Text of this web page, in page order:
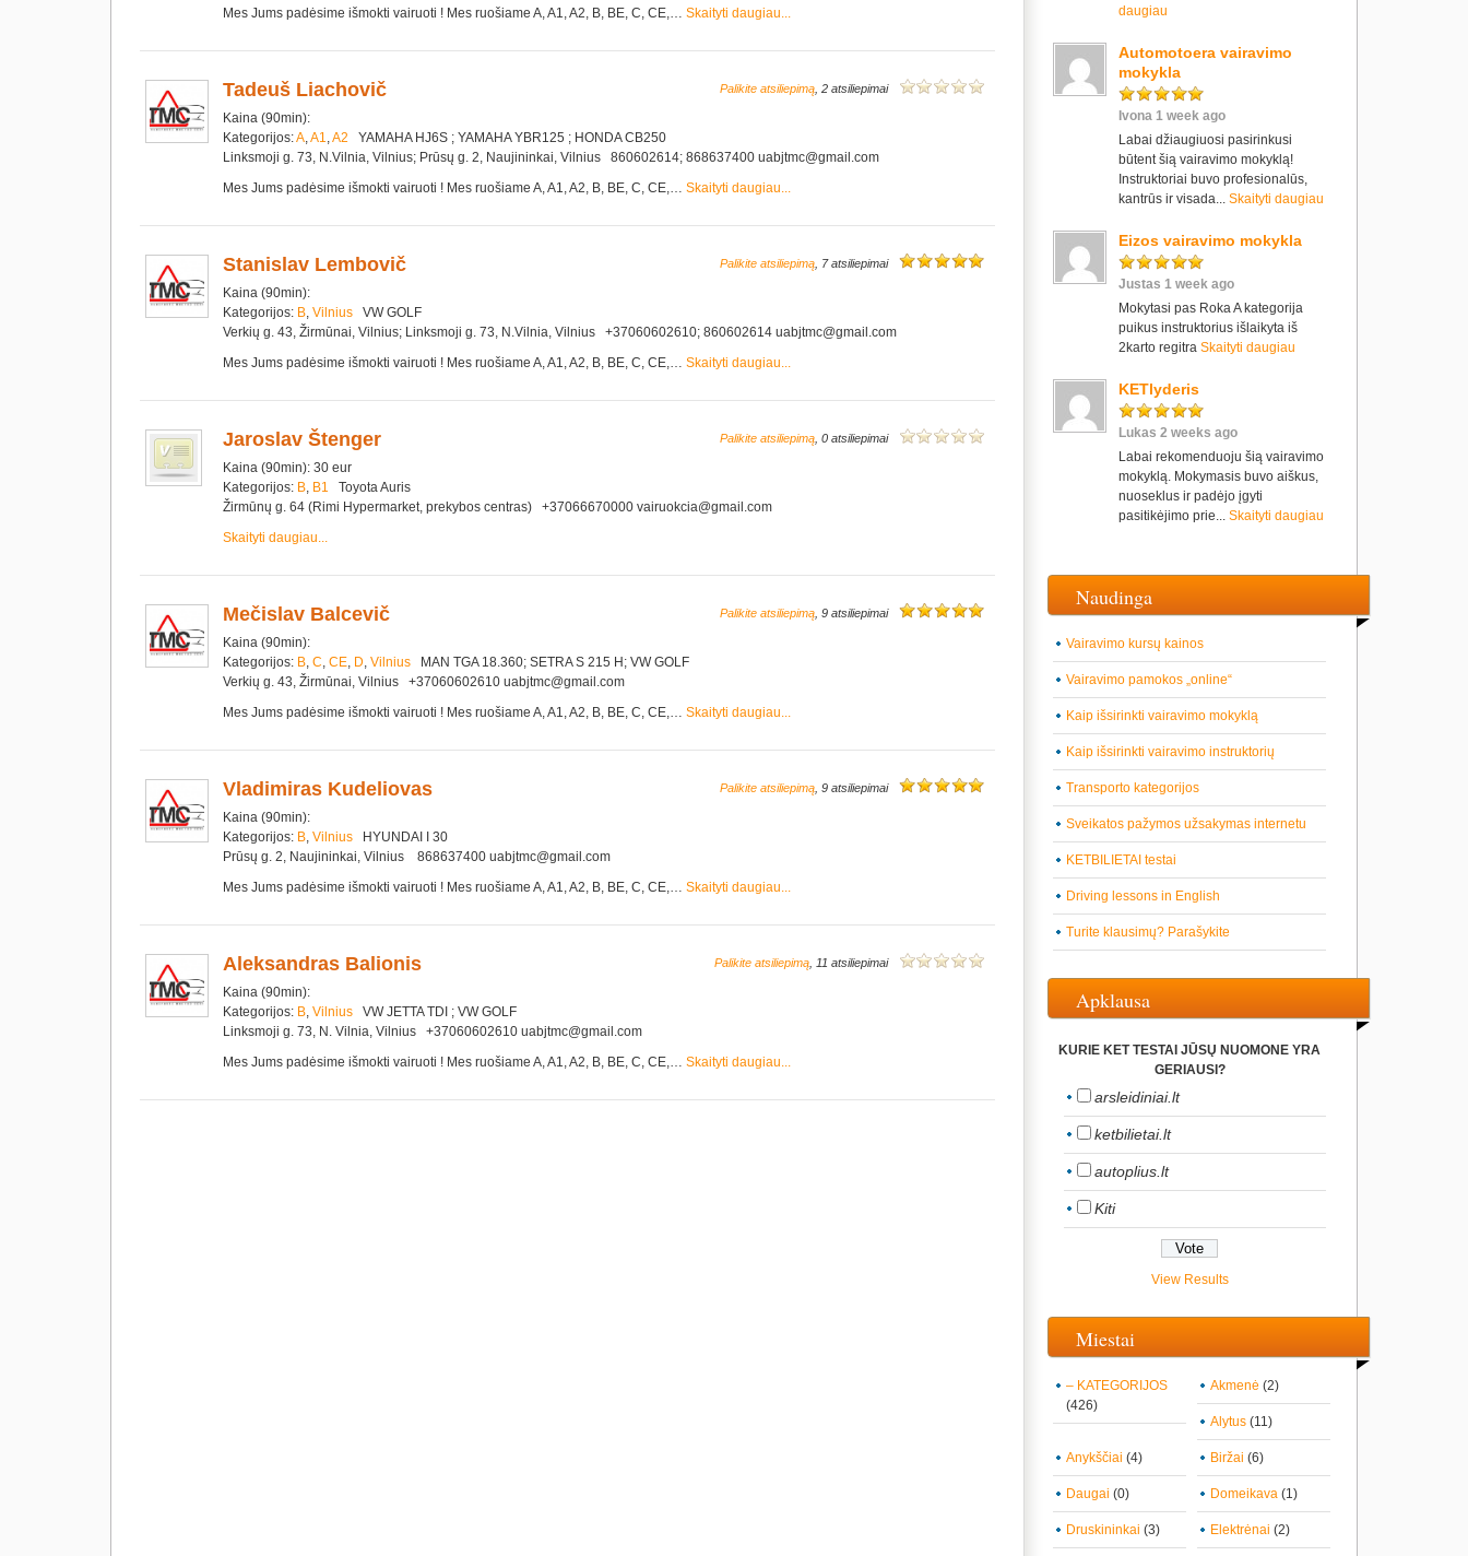
Mes Jums padėsime išmokti vairuoti ! Mes ruošiame A, A1, A2, B, BE, C, CE,… Skaityti daugiau...
Palikite atsiliepimą , 2 atsiliepimai
Tadeuš Liachovič
Kaina (90min):
Kategorijos:A,A1,A2 YAMAHA HJ6S ; YAMAHA YBR125 ; HONDA CB250
Linksmoji g. 73, N.Vilnia, Vilnius; Prūsų g. 2, Naujininkai, Vilnius 860602614; 868637400 uabjtmc@gmail.com
Mes Jums padėsime išmokti vairuoti ! Mes ruošiame A, A1, A2, B, BE, C, CE,… Skaityti daugiau...
Palikite atsiliepimą , 7 atsiliepimai
Stanislav Lembovič
Kaina (90min):
Kategorijos: B, Vilnius VW GOLF
Verkių g. 43, Žirmūnai, Vilnius; Linksmoji g. 73, N.Vilnia, Vilnius +37060602610; 860602614 uabjtmc@gmail.com
Mes Jums padėsime išmokti vairuoti ! Mes ruošiame A, A1, A2, B, BE, C, CE,… Skaityti daugiau...
Palikite atsiliepimą , 0 atsiliepimai
Jaroslav Štenger
Kaina (90min): 30 eur
Kategorijos: B, B1 Toyota Auris
Žirmūnų g. 64 (Rimi Hypermarket, prekybos centras) +37066670000 vairuokcia@gmail.com
Skaityti daugiau...
Palikite atsiliepimą , 9 atsiliepimai
Mečislav Balcevič
Kaina (90min):
Kategorijos: B, C, CE, D, Vilnius MAN TGA 18.360; SETRA S 215 H; VW GOLF
Verkių g. 43, Žirmūnai, Vilnius +37060602610 uabjtmc@gmail.com
Mes Jums padėsime išmokti vairuoti ! Mes ruošiame A, A1, A2, B, BE, C, CE,… Skaityti daugiau...
Palikite atsiliepimą , 9 atsiliepimai
Vladimiras Kudeliovas
Kaina (90min):
Kategorijos: B, Vilnius HYUNDAI I 30
Prūsų g. 2, Naujininkai, Vilnius 868637400 uabjtmc@gmail.com
Mes Jums padėsime išmokti vairuoti ! Mes ruošiame A, A1, A2, B, BE, C, CE,… Skaityti daugiau...
Palikite atsiliepimą , 11 atsiliepimai
Aleksandras Balionis
Kaina (90min):
Kategorijos: B, Vilnius VW JETTA TDI ; VW GOLF
Linksmoji g. 73, N. Vilnia, Vilnius +37060602610 uabjtmc@gmail.com
Mes Jums padėsime išmokti vairuoti ! Mes ruošiame A, A1, A2, B, BE, C, CE,… Skaityti daugiau...
daugiau
Automotoera vairavimo
mokykla
Ivona 1 week ago
Labai džiaugiuosi pasirinkusi
būtent šią vairavimo mokyklą!
Instruktoriai buvo profesionalūs,
kantrūs ir visada... Skaityti daugiau
Eizos vairavimo mokykla
Justas 1 week ago
Mokytasi pas Roka A kategorija
puikus instruktorius išlaikyta iš
2karto regitra Skaityti daugiau
KETlyderis
Lukas 2 weeks ago
Labai rekomenduoju šią vairavimo
mokyklą. Mokymasis buvo aiškus,
nuoseklus ir padėjo įgyti
pasitikėjimo prie... Skaityti daugiau
Naudinga
Vairavimo kursų kainos
Vairavimo pamokos „online“
Kaip išsirinkti vairavimo mokyklą
Kaip išsirinkti vairavimo instruktorių
Transporto kategorijos
Sveikatos pažymos užsakymas internetu
KETBILIETAI testai
Driving lessons in English
Turite klausimų? Parašykite
Apklausa
KURIE KET TESTAI JŪSŲ NUOMONE YRA
GERIAUSI?
arsleidiniai.lt
ketbilietai.lt
autoplius.lt
Kiti
View Results
Miestai
– KATEGORIJOS
(426)
Akmenė (2)
Alytus (11)
Anykščiai (4) Biržai (6)
Daugai (0) Domeikava (1)
Druskininkai (3) Elektrėnai (2)